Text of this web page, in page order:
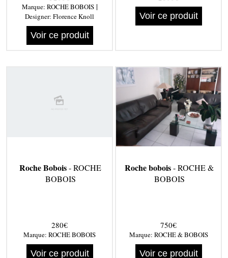
Marque: ROCHE BOBOIS|
Designer: Florence Knoll
Voir ce produit
Voir ce produit
Roche Bobois- ROCHE
BOBOIS
280€
Marque: ROCHE BOBOIS
Voir ce produit
Roche bobois- ROCHE &
BOBOIS
750€
Marque: ROCHE & BOBOIS
Voir ce produit